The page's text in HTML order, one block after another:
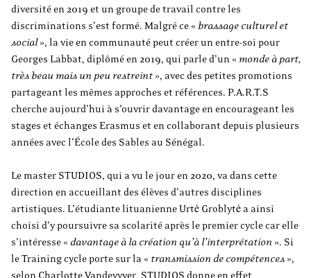
diversité en 2019 et un groupe de travail contre les
discriminations s’est formé. Malgré ce « brassage culturel et
social», la vie en communauté peut créer un entre-soi pour
Georges Labbat, diplômé en 2019, qui parle d’un « monde à part,
très beau mais un peu restreint », avec des petites promotions
partageant les mêmes approches et références. P.A.R.T.S
cherche aujourd’hui à s’ouvrir davantage en encourageant les
stages et échanges Erasmus et en collaborant depuis plusieurs
années avec l’École des Sables au Sénégal.
Le master STUDIOS, qui a vu le jour en 2020, va dans cette
direction en accueillant des élèves d’autres disciplines
artistiques. L’étudiante lituanienne Urtė Groblytė a ainsi
choisi d’y poursuivre sa scolarité après le premier cycle car elle
s’intéresse « davantage à la création qu’à l’interprétation ». Si
le Training cycle porte sur la « transmission de compétences »,